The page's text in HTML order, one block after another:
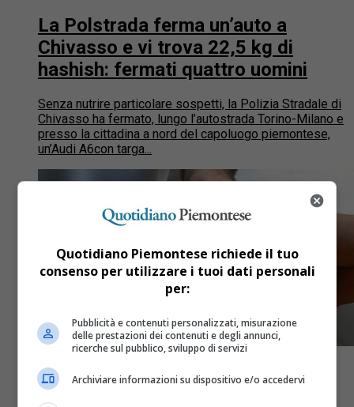
La Polstrada ferma un’auto a
Chivasso e vi trova 22,5 kg di
hashish: fermati quattro uomini
Senza nutrire particolare sospetti, la Polizia Stradale di
Chivasso ha fermato, lungo l’autostrada Torino-Milano e
presso la cittadina a nord del capoluogo piemontese,
un’Audi A6con targa...
Quotidiano Piemontese richiede il tuo
consenso per utilizzare i tuoi dati personali
per:
Pubblicità e contenuti personalizzati, misurazione
delle prestazioni dei contenuti e degli annunci,
ricerche sul pubblico, sviluppo di servizi
Archiviare informazioni su dispositivo e/o accedervi